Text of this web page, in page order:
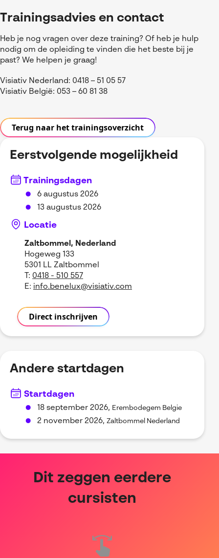
Trainingsadvies en contact
Heb je nog vragen over deze training? Of heb je hulp
nodig om de opleiding te vinden die het beste bij je
past? We helpen je graag!
Visiativ Nederland: 0418 – 51 05 57
Visiativ België: 053 – 60 81 38
Terug naar het trainingsoverzicht
Eerstvolgende mogelijkheid
Trainingsdagen
6 augustus 2026
13 augustus 2026
Locatie
Zaltbommel, Nederland
Hogeweg 133
5301 LL Zaltbommel
T: 0418 - 510 557
E: info.benelux@visiativ.com
Direct inschrijven
Andere startdagen
Startdagen
18 september 2026, Erembodegem Belgie
2 november 2026, Zaltbommel Nederland
Dit zeggen eerdere
cursisten